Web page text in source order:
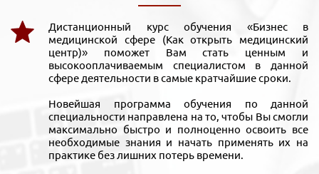
Дистанционный курс обучения «Бизнес в
медицинской сфере (Как открыть медицинский
центр)» поможет Вам стать ценным и
высокооплачиваемым специалистом в данной
сфере деятельности в самые кратчайшие сроки.
Новейшая программа обучения по данной
специальности направлена на то, чтобы Вы смогли
максимально быстро и полноценно освоить все
необходимые знания и начать применять их на
практике без лишних потерь времени.